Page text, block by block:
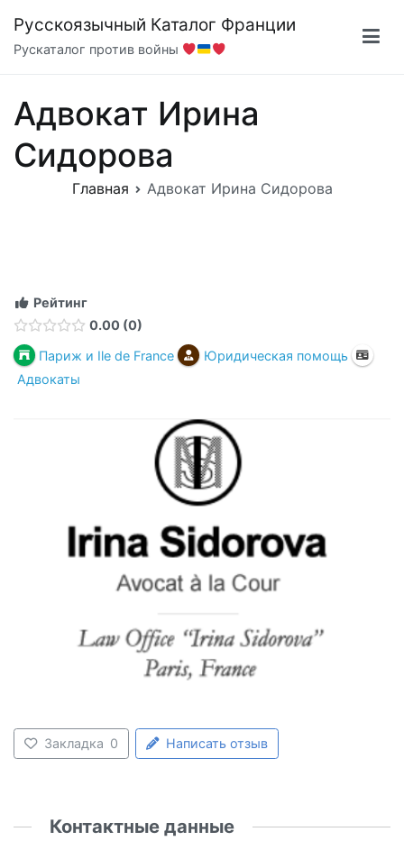
содержимому
Русскоязычный Каталог Франции
Рускаталог против войны
Адвокат Ирина
Сидорова
Главная Адвокат Ирина Сидорова
Рейтинг
0.00 0
Париж и Ile de France
Юридическая помощь
Адвокаты
Закладка 0 Написать отзыв
Контактные данные